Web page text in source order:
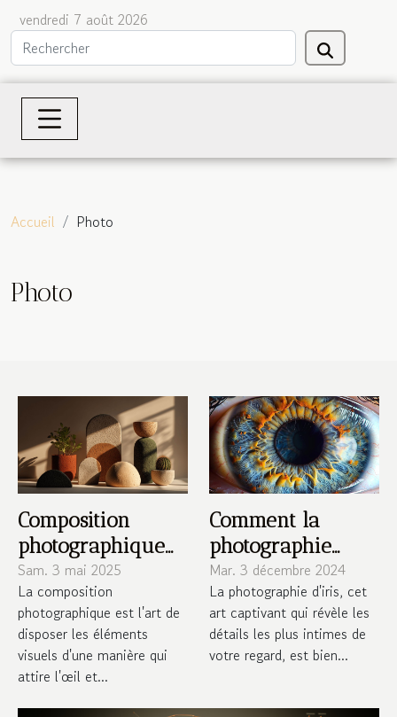
vendredi 7 août 2026
Accueil Photo
Photo
Composition
photographique
les règles d'or
pour un tableau
visuel
harmonieux
Sam. 3 mai 2025
La composition
photographique est l'art de
disposer les éléments
visuels d'une manière qui
attire l'œil et...
Comment la
photographie
d'iris peut
capturer l'unicité
de votre regard
Mar. 3 décembre 2024
La photographie d'iris, cet
art captivant qui révèle les
détails les plus intimes de
votre regard, est bien...